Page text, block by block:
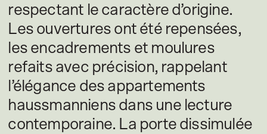
respectant le caractère d’origine.
Les ouvertures ont été repensées,
les encadrements et moulures
refaits avec précision, rappelant
l’élégance des appartements
haussmanniens dans une lecture
contemporaine. La porte dissimulée